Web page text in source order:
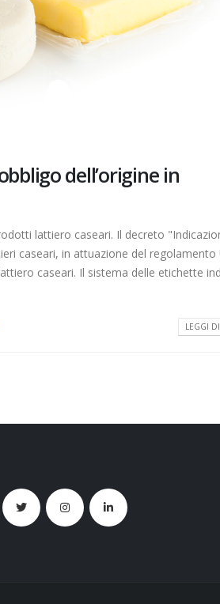
dell’origine in
lattiero caseari. Il decreto
caseari, in attuazione del regolamento
caseari. Il sistema delle etichette
LEGGI